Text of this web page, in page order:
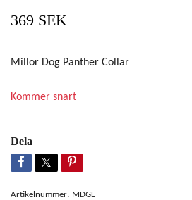
369 SEK
Millor Dog Panther Collar
Kommer snart
Dela
Artikelnummer: MDGL